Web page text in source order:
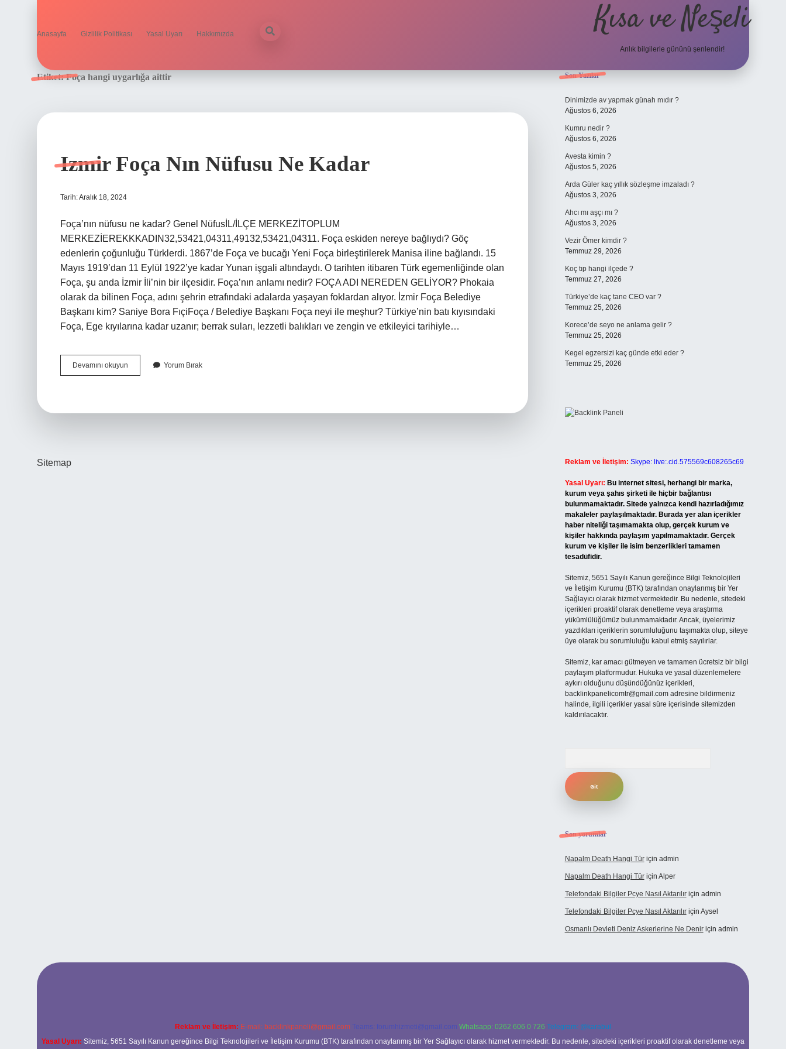
Anasayfa Gizlilik Politikası Yasal Uyarı Hakkımızda Kısa ve Neşeli
Anlık bilgilerle gününü şenlendir!
Etiket:Foça hangi uygarlığa aittir
Izmir Foça Nın Nüfusu Ne Kadar
Tarih: Aralık 18, 2024
Foça’nın nüfusu ne kadar? Genel NüfusİL/İLÇE MERKEZİTOPLUM
MERKEZİEREKKKADIN32,53421,04311,49132,53421,04311. Foça eskiden nereye bağlıydı? Göç
edenlerin çoğunluğu Türklerdi. 1867’de Foça ve bucağı Yeni Foça birleştirilerek Manisa iline bağlandı. 15
Mayıs 1919’dan 11 Eylül 1922’ye kadar Yunan işgali altındaydı. O tarihten itibaren Türk egemenliğinde olan
Foça, şu anda İzmir İli’nin bir ilçesidir. Foça’nın anlamı nedir? FOÇA ADI NEREDEN GELİYOR? Phokaia
olarak da bilinen Foça, adını şehrin etrafındaki adalarda yaşayan foklardan alıyor. İzmir Foça Belediye
Başkanı kim? Saniye Bora FıçiFoça / Belediye Başkanı Foça neyi ile meşhur? Türkiye’nin batı kıyısındaki
Foça, Ege kıyılarına kadar uzanır; berrak suları, lezzetli balıkları ve zengin ve etkileyici tarihiyle…
Devamını okuyun
Foça
Yorum Bırak
Sitemap
Sidebar
Son Yazılar
Dinimizde av yapmak günah mıdır ?
Ağustos 6, 2026
Kumru nedir ?
Ağustos 6, 2026
Avesta kimin ?
Ağustos 5, 2026
Arda Güler kaç yıllık sözleşme imzaladı ?
Ağustos 3, 2026
Ahcı mı aşçı mı ?
Ağustos 3, 2026
Vezir Ömer kimdir ?
Temmuz 29, 2026
Koç tıp hangi ilçede ?
Temmuz 27, 2026
Türkiye’de kaç tane CEO var ?
Temmuz 25, 2026
Korece’de seyo ne anlama gelir ?
Temmuz 25, 2026
Kegel egzersizi kaç günde etki eder ?
Temmuz 25, 2026
Reklam ve İletişim: Skype: live:.cid.575569c608265c69
Yasal Uyarı: Bu internet sitesi, herhangi bir marka,
kurum veya şahıs şirketi ile hiçbir bağlantısı
bulunmamaktadır. Sitede yalnızca kendi hazırladığımız
makaleler paylaşılmaktadır. Burada yer alan içerikler
haber niteliği taşımamakta olup, gerçek kurum ve
kişiler hakkında paylaşım yapılmamaktadır. Gerçek
kurum ve kişiler ile isim benzerlikleri tamamen
tesadüfidir.
Sitemiz, 5651 Sayılı Kanun gereğince Bilgi Teknolojileri
ve İletişim Kurumu (BTK) tarafından onaylanmış bir Yer
Sağlayıcı olarak hizmet vermektedir. Bu nedenle, sitedeki
içerikleri proaktif olarak denetleme veya araştırma
yükümlülüğümüz bulunmamaktadır. Ancak, üyelerimiz
yazdıkları içeriklerin sorumluluğunu taşımakta olup, siteye
üye olarak bu sorumluluğu kabul etmiş sayılırlar.
Sitemiz, kar amacı gütmeyen ve tamamen ücretsiz bir bilgi
paylaşım platformudur. Hukuka ve yasal düzenlemelere
aykırı olduğunu düşündüğünüz içerikleri,
backlinkpanelicomtr@gmail.comadresine bildirmeniz
halinde, ilgili içerikler yasal süre içerisinde sitemizden
kaldırılacaktır.
Son yorumlar
Napalm Death Hangi Türiçin admin
Napalm Death Hangi Türiçin Alper
Telefondaki Bilgiler Pcye Nasıl Aktarılıriçin admin
Telefondaki Bilgiler Pcye Nasıl Aktarılıriçin Aysel
Osmanlı Devleti Deniz Askerlerine Ne Deniriçin admin
Reklam ve İletişim: E-mail: backlinkpaneli@gmail.com Teams: forumhizmeti@gmail.com Whatsapp: 0262 606 0 726 Telegram: @karabul
Yasal Uyarı: Sitemiz, 5651 Sayılı Kanun gereğince Bilgi Teknolojileri ve İletişim Kurumu (BTK) tarafından onaylanmış bir Yer Sağlayıcı olarak hizmet vermektedir. Bu nedenle, sitedeki içerikleri proaktif olarak denetleme veya